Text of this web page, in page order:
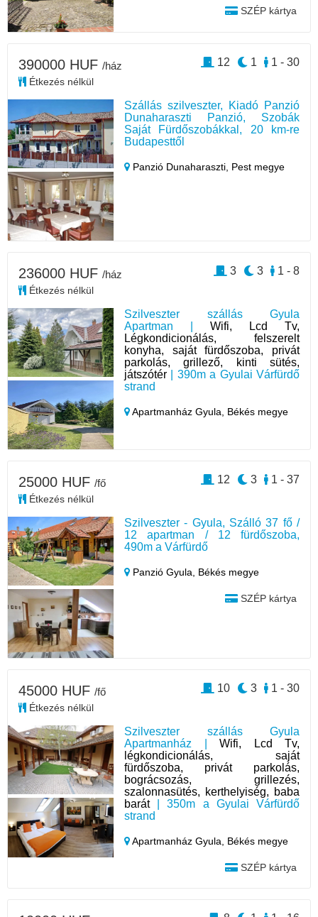
SZÉP kártya
Szállás szilveszter, Kiadó Panzió
Dunaharaszti Panzió, Szobák
Saját Fürdőszobákkal, 20 km-re
Budapesttől
Panzió Dunaharaszti, Pest megye
390000 HUF /ház
Étkezés nélkül
1 - 30
1
12
Szilveszter szállás Gyula
Apartman |Wifi, Lcd Tv,
Légkondicionálás, felszerelt
konyha, saját fürdőszoba, privát
parkolás, grillező, kinti sütés,
játszótér | 390m a Gyulai Várfürdő
strand
Apartmanház Gyula, Békés megye
236000 HUF /ház
Étkezés nélkül
1 - 8
3
3
Szilveszter - Gyula, Szálló 37 fő /
12 apartman / 12 fürdőszoba,
490m a Várfürdő
Panzió Gyula, Békés megye
SZÉP kártya
25000 HUF /fő
Étkezés nélkül
1 - 37
3
12
Szilveszter szállás Gyula
Apartmanház |Wifi, Lcd Tv,
légkondicionálás, saját
fürdőszoba, privát parkolás,
bográcsozás, grillezés,
szalonnasütés, kerthelyiség, baba
barát| 350m a Gyulai Várfürdő
strand
Apartmanház Gyula, Békés megye
SZÉP kártya
45000 HUF /fő
Étkezés nélkül
1 - 30
3
10